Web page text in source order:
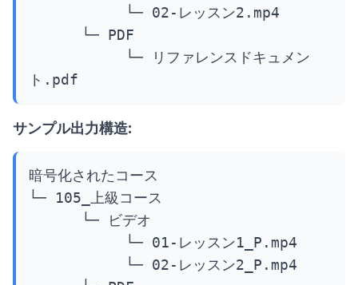
ト.pdf
サンプル出力構造:
暗号化されたコース
└─ 105_上級コース